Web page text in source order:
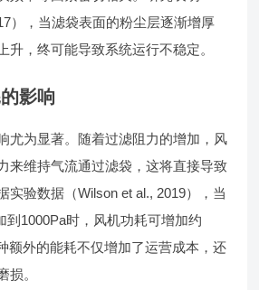
），当滤袋表面的粉尘层逐渐增厚
升，终可能导致系统运行不稳定。
影响
尤为显著。随着过滤阻力的增加，风
来维持气流通过滤袋，这将直接导致
实验数据（Wilson et al., 2019），当
到1000Pa时，风机功耗可增加约
额外的能耗不仅增加了运营成本，还
损。